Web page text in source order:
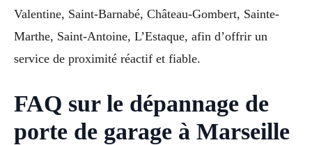
Valentine, Saint-Barnabé, Château-Gombert, Sainte-
Marthe, Saint-Antoine, L’Estaque, afin d’offrir un
service de proximité réactif et fiable.
FAQ sur le dépannage de
porte de garage à Marseille